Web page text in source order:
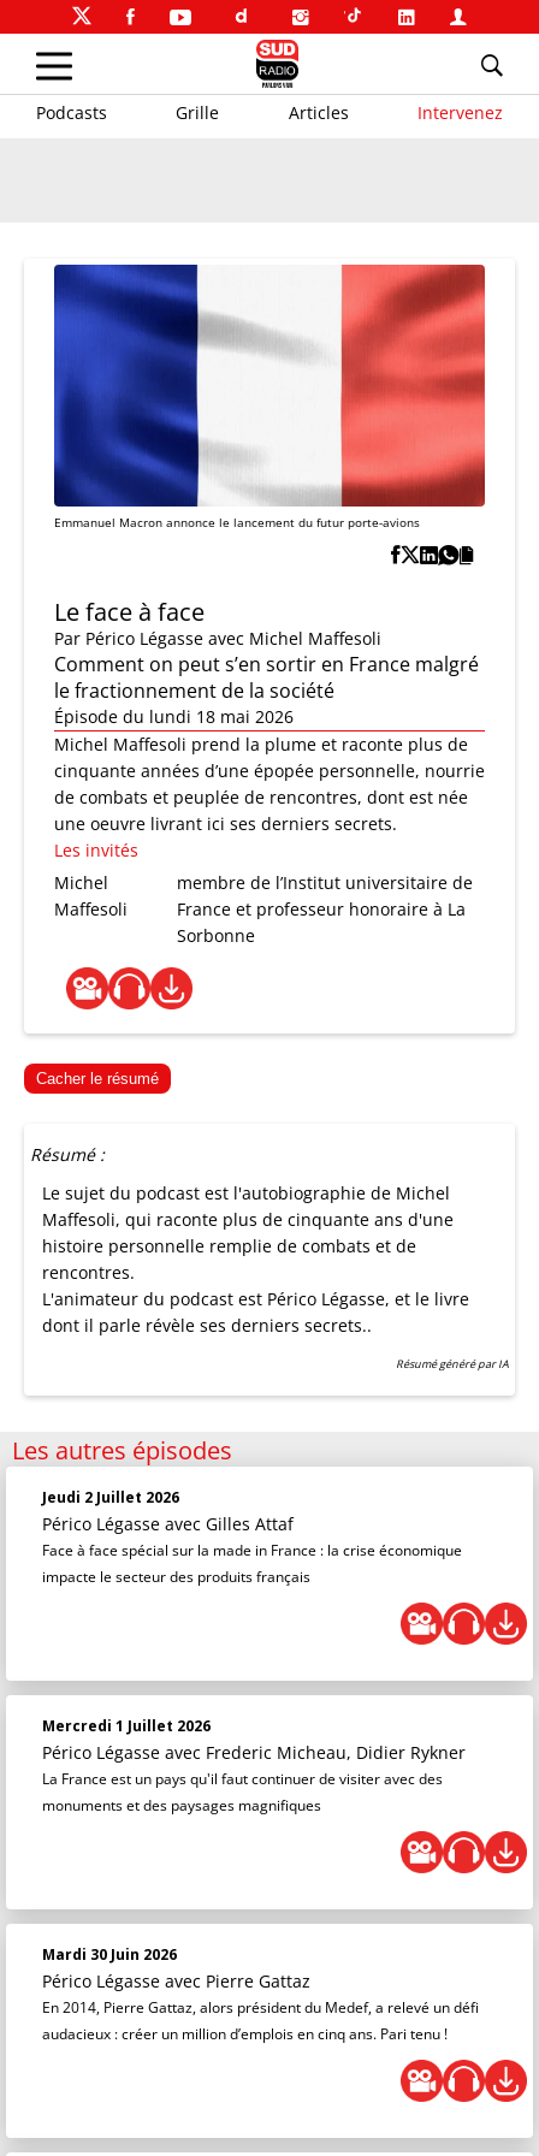
Podcasts Grille Articles Intervenez
Emmanuel Macron annonce le lancement du futur porte-avions
Le face à face
Par Périco Légasse avec Michel Maffesoli
Comment on peut s’en sortir en France malgré
le fractionnement de la société
Épisode du lundi 18 mai 2026
Michel Maffesoli prend la plume et raconte plus de
cinquante années d’une épopée personnelle, nourrie
de combats et peuplée de rencontres, dont est née
une oeuvre livrant ici ses derniers secrets.
Les invités
Michel
Maffesoli
membre de l’Institut universitaire de
France et professeur honoraire à La
Sorbonne
Cacher le résumé
Résumé :
Le sujet du podcast est l'autobiographie de Michel
Maffesoli, qui raconte plus de cinquante ans d'une
histoire personnelle remplie de combats et de
rencontres.
L'animateur du podcast est Périco Légasse, et le livre
dont il parle révèle ses derniers secrets..
Résumé généré par IA
Les autres épisodes
Jeudi 2 Juillet 2026
Périco Légasse avec Gilles Attaf
Face à face spécial sur la made in France : la crise économique
impacte le secteur des produits français
Mercredi 1 Juillet 2026
Périco Légasse avec Frederic Micheau, Didier Rykner
La France est un pays qu'il faut continuer de visiter avec des
monuments et des paysages magnifiques
Mardi 30 Juin 2026
Périco Légasse avec Pierre Gattaz
En 2014, Pierre Gattaz, alors président du Medef, a relevé un défi
audacieux : créer un million d’emplois en cinq ans. Pari tenu !